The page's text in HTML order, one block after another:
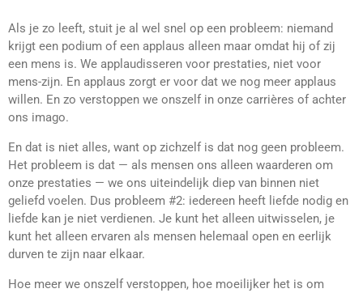
Als je zo leeft, stuit je al wel snel op een probleem: niemand
krijgt een podium of een applaus alleen maar omdat hij of zij
een mens is. We applaudisseren voor prestaties, niet voor
mens-zijn. En applaus zorgt er voor dat we nog meer applaus
willen. En zo verstoppen we onszelf in onze carrières of achter
ons imago.
En dat is niet alles, want op zichzelf is dat nog geen probleem.
Het probleem is dat — als mensen ons alleen waarderen om
onze prestaties — we ons uiteindelijk diep van binnen niet
geliefd voelen. Dus probleem #2: iedereen heeft liefde nodig en
liefde kan je niet verdienen. Je kunt het alleen uitwisselen, je
kunt het alleen ervaren als mensen helemaal open en eerlijk
durven te zijn naar elkaar.
Hoe meer we onszelf verstoppen, hoe moeilijker het is om